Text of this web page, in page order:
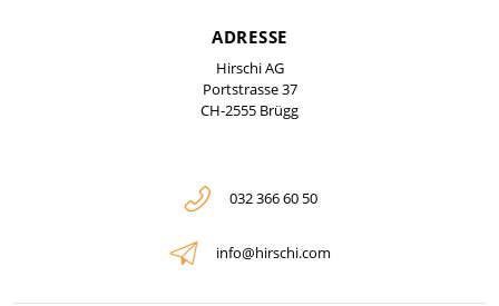
ADRESSE
Hirschi AG
Portstrasse 37
CH-2555 Brügg
032 366 60 50
info@hirschi.com